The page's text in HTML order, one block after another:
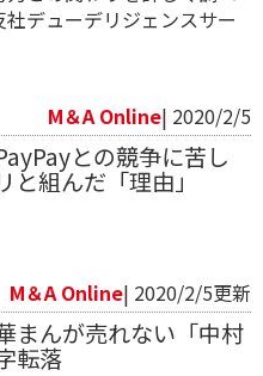
デューデリジェンスサー
M＆A Online| 2020/2/5
との競争に苦し
と組んだ「理由」
M＆A Online| 2020/2/5更新
まんが売れない「中村
転落